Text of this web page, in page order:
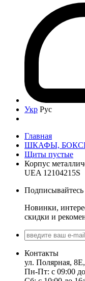
Укр Рус
Главная
ШКАФЫ,
Щиты пустые
Корпус
UEA 12104215S
Новинки,
скидки и
Контакты
ул. Полярная,
Пн-Пт: с 09:00